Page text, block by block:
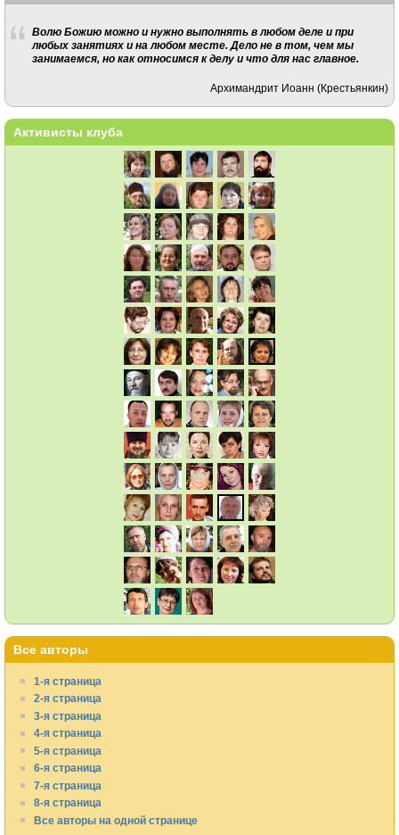
Волю Божию можно и нужно выполнять в любом деле и при
любых занятиях и на любом месте. Дело не в том, чем мы
занимаемся, но как относимся к делу и что для нас главное.
Архимандрит Иоанн (Крестьянкин)
Активисты клуба
Все авторы
1-я страница
2-я страница
3-я страница
4-я страница
5-я страница
6-я страница
7-я страница
8-я страница
Все авторы на одной странице